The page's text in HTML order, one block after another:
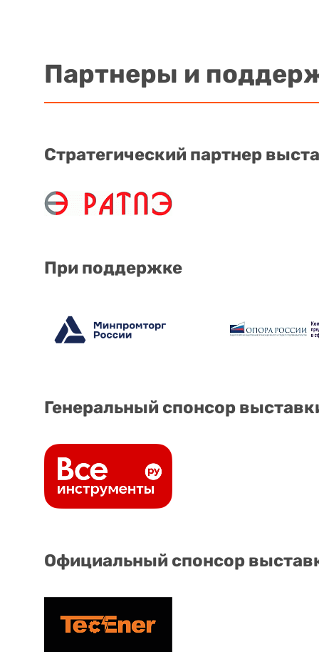
Партнеры и
Стратегический партнер
При поддержке
Генеральный спонсор
Официальный спонсор